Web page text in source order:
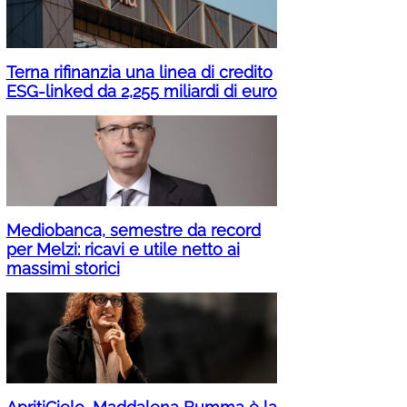
Terna rifinanzia una linea di credito
ESG-linked da 2,255 miliardi di euro
Mediobanca, semestre da record
per Melzi: ricavi e utile netto ai
massimi storici